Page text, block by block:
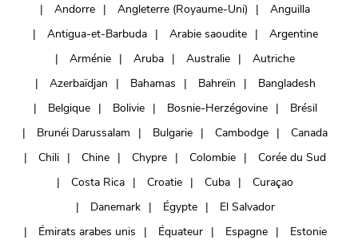
Andorre
Angleterre (Royaume-Uni)
Anguilla
Antigua-et-Barbuda
Arabie saoudite
Argentine
Arménie
Aruba Australie
Autriche
Azerbaïdjan
Bahamas Bahreïn
Bangladesh
Belgique
Bolivie Bosnie-Herzégovine
Brésil
Brunéi Darussalam
Bulgarie Cambodge
Canada
Chili
Chine Chypre Colombie
Corée du Sud
Costa Rica
Croatie Cuba
Curaçao
Danemark
Égypte
El Salvador
Émirats arabes unis
Équateur Espagne
Estonie